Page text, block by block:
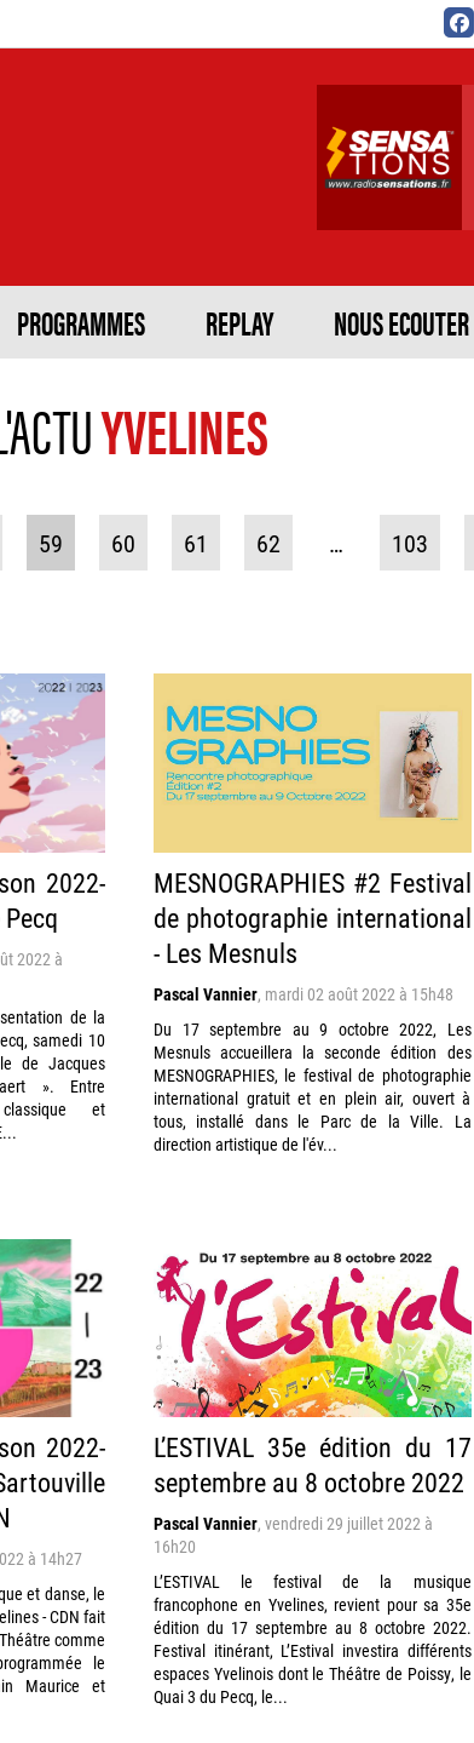
PROGRAMMES REPLAY NOUS ECOUTER
YVELINES
59 60 61 62 … 103
2022-
2022 à
de la
samedi 10
de Jacques
». Entre
et
MESNOGRAPHIES #2 Festival
de photographie international
- Les Mesnuls
Pascal Vannier, mardi 02 août 2022 à 15h48
Du 17 septembre au 9 octobre 2022, Les
Mesnuls accueillera la seconde édition des
MESNOGRAPHIES, le festival de photographie
international gratuit et en plein air, ouvert à
tous, installé dans le Parc de la Ville. La
direction artistique de l'év...
2022-
à 14h27
et danse, le
- CDN fait
comme
le
Maurice et
L’ESTIVAL 35e édition du 17
septembre au 8 octobre 2022
Pascal Vannier, vendredi 29 juillet 2022 à
16h20
L’ESTIVAL le festival de la musique
francophone en Yvelines, revient pour sa 35e
édition du 17 septembre au 8 octobre 2022.
Festival itinérant, L’Estival investira différents
espaces Yvelinois dont le Théâtre de Poissy, le
Quai 3 du Pecq, le...